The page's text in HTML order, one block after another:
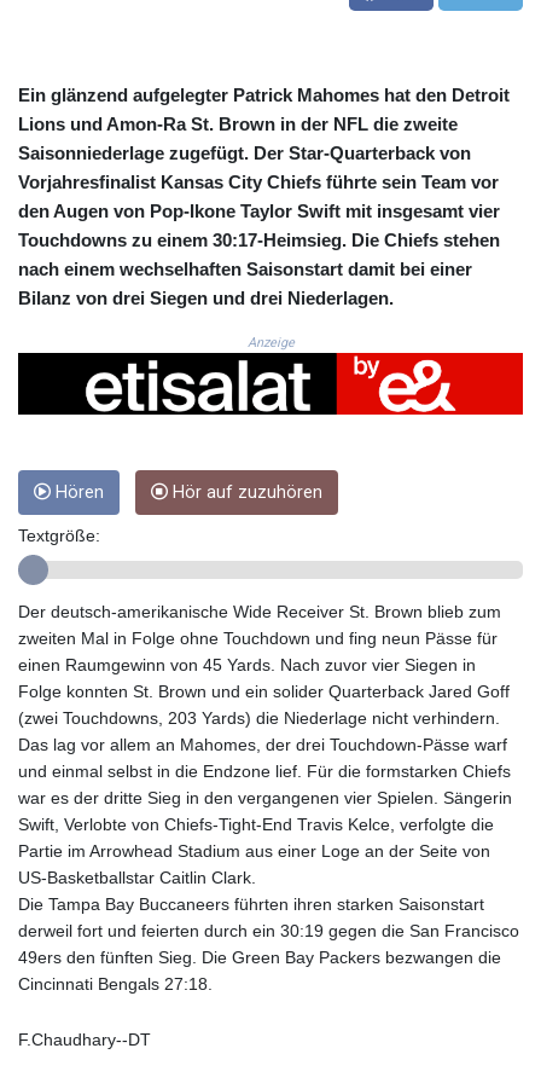
CRC 524.321776
CVE 110.333668
DKK 7.475497
DOP 67.329861
DZD 153.461287
EGP 57.417408
ERN 17.302844
ETB 186.159691
FKP 0.857346
GBP 0.857708
GEL 3.016476
GIP 0.857346
GMD 85.360325
GTQ 8.80021
HKD 9.049284
HNL 30.914302
HRK 7.536546
HTG 150.809283
HUF 364.573259
IDR 20594.998152
ILS 3.463666
IMP 0.857346
INR 109.83378
IQD 1510.89449
IRR
1585920.982023
ISK 142.572116
JEP 0.857346
Ein glänzend aufgelegter Patrick Mahomes hat den Detroit
Lions und Amon-Ra St. Brown in der NFL die zweite
Saisonniederlage zugefügt. Der Star-Quarterback von
Vorjahresfinalist Kansas City Chiefs führte sein Team vor
den Augen von Pop-Ikone Taylor Swift mit insgesamt vier
Touchdowns zu einem 30:17-Heimsieg. Die Chiefs stehen
nach einem wechselhaften Saisonstart damit bei einer
Bilanz von drei Siegen und drei Niederlagen.
Anzeige
Hören Hör auf zuzuhören
Textgröße:
Der deutsch-amerikanische Wide Receiver St. Brown blieb zum
zweiten Mal in Folge ohne Touchdown und fing neun Pässe für
einen Raumgewinn von 45 Yards. Nach zuvor vier Siegen in
Folge konnten St. Brown und ein solider Quarterback Jared Goff
(zwei Touchdowns, 203 Yards) die Niederlage nicht verhindern.
Das lag vor allem an Mahomes, der drei Touchdown-Pässe warf
und einmal selbst in die Endzone lief. Für die formstarken Chiefs
war es der dritte Sieg in den vergangenen vier Spielen. Sängerin
Swift, Verlobte von Chiefs-Tight-End Travis Kelce, verfolgte die
Partie im Arrowhead Stadium aus einer Loge an der Seite von
US-Basketballstar Caitlin Clark.
Die Tampa Bay Buccaneers führten ihren starken Saisonstart
derweil fort und feierten durch ein 30:19 gegen die San Francisco
49ers den fünften Sieg. Die Green Bay Packers bezwangen die
Cincinnati Bengals 27:18.
F.Chaudhary--DT